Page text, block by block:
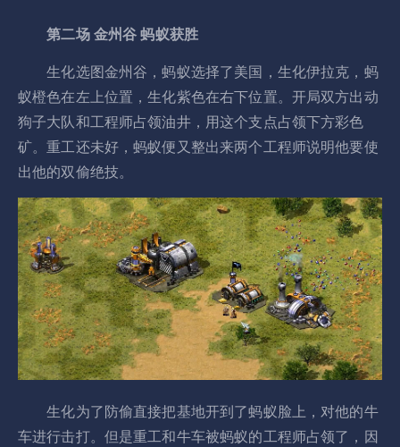
第二场 金州谷 蚂蚁获胜
生化选图金州谷，蚂蚁选择了美国，生化伊拉克，蚂
蚁橙色在左上位置，生化紫色在右下位置。开局双方出动
狗子大队和工程师占领油井，用这个支点占领下方彩色
矿。重工还未好，蚂蚁便又整出来两个工程师说明他要使
出他的双偷绝技。
生化为了防偷直接把基地开到了蚂蚁脸上，对他的牛
车进行击打。但是重工和牛车被蚂蚁的工程师占领了，因